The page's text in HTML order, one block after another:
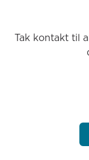
Tak kontakt til